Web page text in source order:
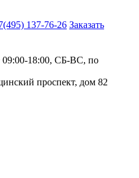
137-76-26 Заказать
18:00, СБ-ВС, по
проспект, дом 82